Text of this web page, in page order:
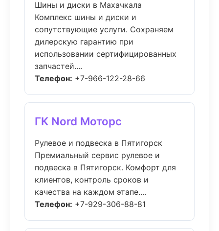
Шины и диски в Махачкала
Комплекс шины и диски и
сопутствующие услуги. Сохраняем
дилерскую гарантию при
использовании сертифицированных
запчастей....
Телефон: +7-966-122-28-66
ГК Nord Моторс
Рулевое и подвеска в Пятигорск
Премиальный сервис рулевое и
подвеска в Пятигорск. Комфорт для
клиентов, контроль сроков и
качества на каждом этапе....
Телефон: +7-929-306-88-81